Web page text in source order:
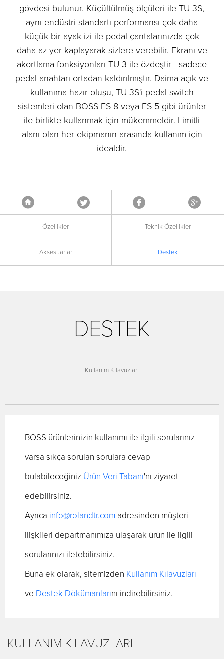
gövdesi bulunur. Küçültülmüş ölçüleri ile TU-3S,
aynı endüstri standartı performansı çok daha
küçük bir ayak izi ile pedal çantalarınızda çok
daha az yer kaplayarak sizlere verebilir. Ekranı ve
akortlama fonksiyonları TU-3 ile özdeştir—sadece
pedal anahtarı ortadan kaldırılmıştır. Daima açık ve
kullanıma hazır oluşu, TU-3S'i pedal switch
sistemleri olan BOSS ES-8 veya ES-5 gibi ürünler
ile birlikte kullanmak için mükemmeldir. Limitli
alanı olan her ekipmanın arasında kullanım için
idealdir.
Özellikler Teknik Özellikler
Aksesuarlar Destek
DESTEK
Kullanım Kılavuzları
BOSS ürünlerinizin kullanımı ile ilgili sorularınız
varsa sıkça sorulan sorulara cevap
bulabileceğiniz Ürün Veri Tabanı'nı ziyaret
edebilirsiniz.
Ayrıca info@rolandtr.com adresinden müşteri
ilişkileri departmanımıza ulaşarak ürün ile ilgili
sorularınızı iletebilirsiniz.
Buna ek olarak, sitemizden Kullanım Kılavuzları
ve Destek Dökümanlarını indirebilirsiniz.
KULLANIM KILAVUZLARI